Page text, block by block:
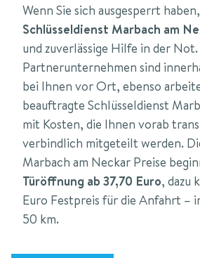
Wenn Sie sich ausgesperrt
Schlüsseldienst Marbach am
und zuverlässige Hilfe in der
Partnerunternehmen sind
bei Ihnen vor Ort, ebenso
beauftragte Schlüsseldienst
mit Kosten, die Ihnen vorab
verbindlich mitgeteilt werden.
Marbach am Neckar Preise
Türöffnung ab 37,70 Euro, dazu
Euro Festpreis für die Anfahrt –
50 km.